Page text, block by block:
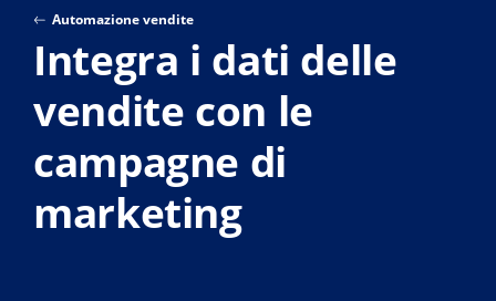
Automazione vendite
Integra i dati delle
vendite con le
campagne di
marketing